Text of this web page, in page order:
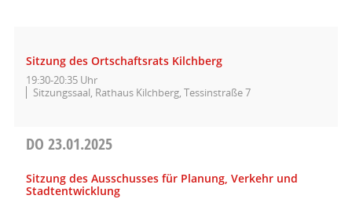
Sitzung des Ortschaftsrats Kilchberg
19:30-20:35 Uhr
Sitzungssaal, Rathaus Kilchberg, Tessinstraße 7
DO 23.01.2025
Sitzung des Ausschusses für Planung, Verkehr und
Stadtentwicklung